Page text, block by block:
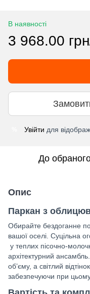
В наявності
3 968.00
Увійти для
До
Опис
Паркан з
Обирайте бездоганне
вашої оселі. Суцільна
у теплих пісочно-
архітектурний
об’єму, а світлий
забезпечуючи при цьому